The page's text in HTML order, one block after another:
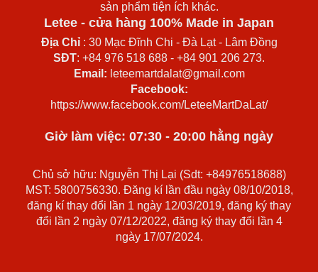
sản phẩm tiện ích khác.
Letee - cửa hàng 100% Made in Japan
Địa Chỉ: 30 Mạc Đĩnh Chi - Đà Lạt - Lâm Đồng
SĐT: +84 976 518 688 - +84 901 206 273.
Email: leteemartdalat@gmail.com
Facebook:
https://www.facebook.com/LeteeMartDaLat/
Giờ làm việc: 07:30 - 20:00 hằng ngày
Chủ sở hữu: Nguyễn Thị Lại (Sdt: +84976518688)
MST: 5800756330. Đăng kí lần đầu ngày 08/10/2018,
đăng kí thay đổi lần 1 ngày 12/03/2019, đăng ký thay
đổi lần 2 ngày 07/12/2022, đăng ký thay đổi lần 4
ngày 17/07/2024.